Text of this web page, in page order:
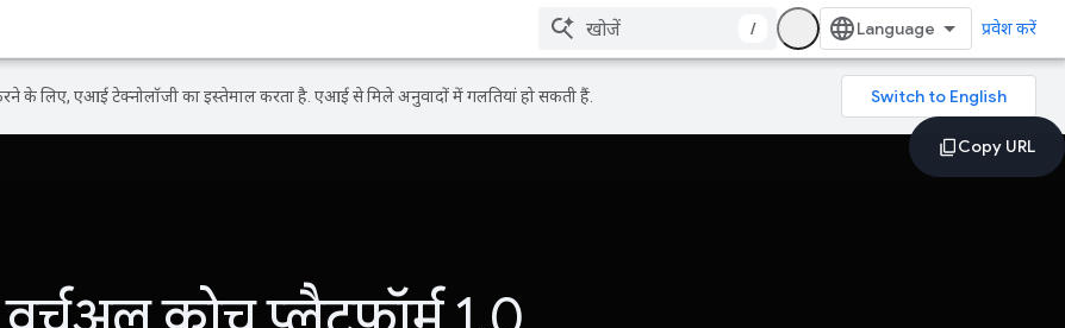
/ प्रवेश करें
के लिए, एआई टेक्नोलॉजी का इस्तेमाल करता है. एआई से मिले अनुवादों में गलतियां हो सकती हैं.